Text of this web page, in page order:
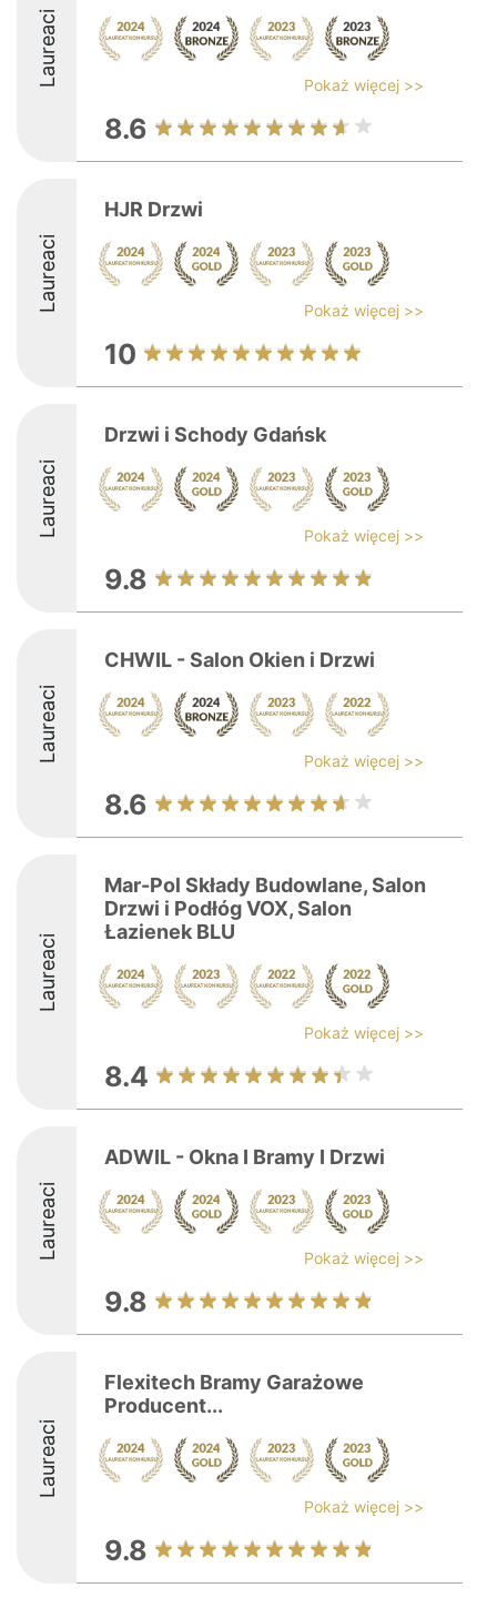
Laureaci Pokaż więcej >>
8.6
Laureaci
HJR Drzwi
Pokaż więcej >>
10
Laureaci
Drzwi i Schody Gdańsk
Pokaż więcej >>
9.8
Laureaci
CHWIL - Salon Okien i Drzwi
Pokaż więcej >>
8.6
Laureaci
Mar-Pol Składy Budowlane, Salon
Drzwi i Podłóg VOX, Salon
Łazienek BLU
Pokaż więcej >>
8.4
Laureaci
ADWIL - Okna I Bramy I Drzwi
Pokaż więcej >>
9.8
Laureaci
Flexitech Bramy Garażowe
Producent...
Pokaż więcej >>
9.8